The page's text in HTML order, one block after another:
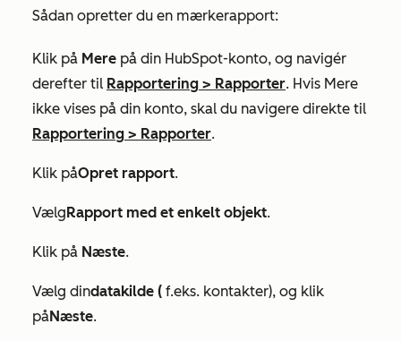
Sådan opretter du en mærkerapport:
Klik på Mere på din HubSpot-konto, og navigér
derefter til Rapportering > Rapporter. Hvis Mere
ikke vises på din konto, skal du navigere direkte til
Rapportering > Rapporter.
Klik påOpret rapport.
VælgRapport med et enkelt objekt.
Klik på Næste.
Vælg dindatakilde ( f.eks. kontakter), og klik
påNæste.